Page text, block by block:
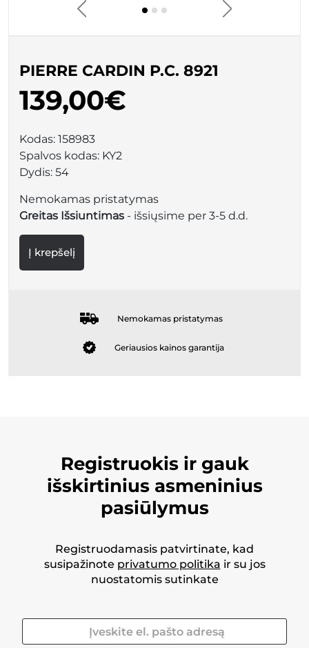
PIERRE CARDIN P.C. 8921
139,00€
Kodas: 158983
Spalvos kodas: KY2
Dydis: 54
Nemokamas pristatymas
Greitas Išsiuntimas - išsiųsime per 3-5 d.d.
Į krepšelį
Nemokamas pristatymas
Geriausios kainos garantija
Registruokis ir gauk
išskirtinius asmeninius
pasiūlymus
Registruodamasis patvirtinate, kad
susipažinote privatumo politika ir su jos
nuostatomis sutinkate